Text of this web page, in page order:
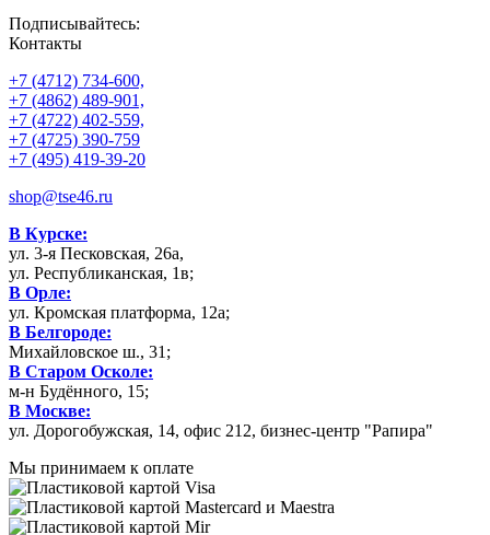
Подписывайтесь:
Контакты
+7 (4712) 734-600,
+7 (4862) 489-901,
+7 (4722) 402-559,
+7 (4725) 390-759
+7 (495) 419-39-20
shop@tse46.ru
В Курске:
ул. 3-я Песковская, 26а,
ул. Республиканская, 1в;
В Орле:
ул. Кромская платформа, 12а;
В Белгороде:
Михайловское ш., 31;
В Старом Осколе:
м-н Будённого, 15;
В Москве:
ул. Дорогобужская, 14, офис 212, бизнес-центр "Рапира"
Мы принимаем к оплате